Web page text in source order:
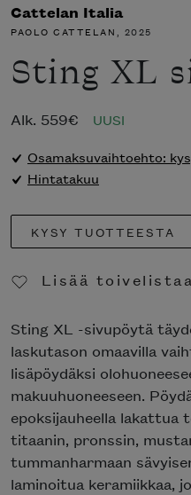
Cattelan Italia
PAOLO CATTELAN, 2025
Sting XL
Alk. 559€
UUSI
Osamaksuvaihtoehto:
Hintatakuu
KYSY TUOTTEESTA
Lisää
Sting XL -sivupöytä
laskutason omaavilla
lisäpöydäksi
makuuhuoneeseen.
epoksijauheella lakattua
titaanin, pronssin,
tummanharmaan
laminoitua keramiikkaa,